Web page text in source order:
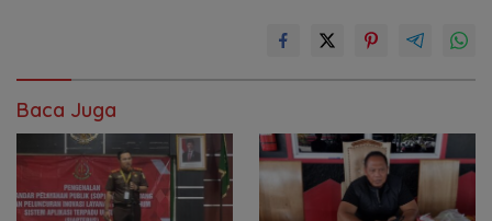
Baca Juga